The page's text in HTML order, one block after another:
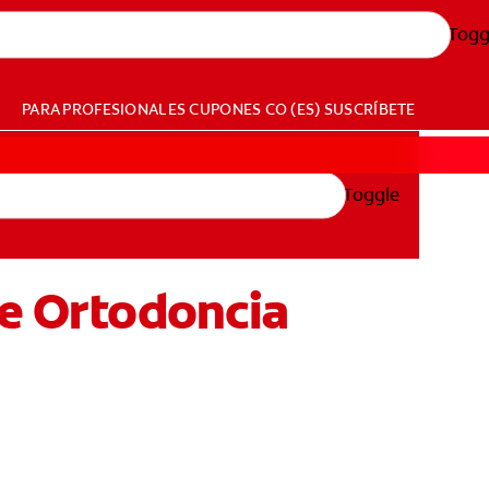
PARA PROFESIONALESCUPONES CO (ES) SUSCRÍBETE
Toggle
Ortodoncia